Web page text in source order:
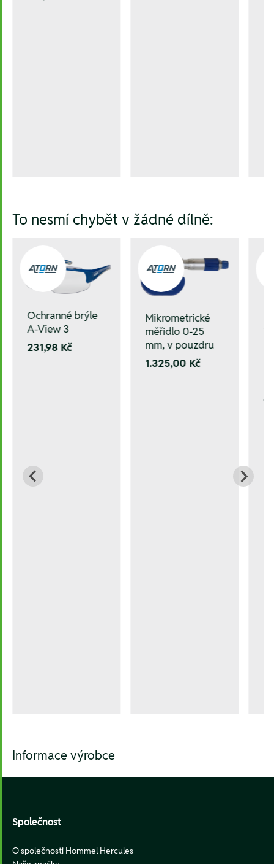
To nesmí chybět v žádné dílně:
Ochranné brýle
A-View 3
231,98 Kč
Mikrometrické
měřidlo 0-25
mm, v pouzdru
1.325,00 Kč
l,
Informace výrobce
Společnost
O společnosti Hommel Hercules